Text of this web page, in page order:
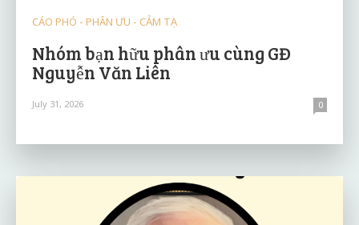
CÁO PHÓ - PHÂN ƯU - CẢM TẠ
Nhóm bạn hữu phân ưu cùng GĐ
Nguyễn Văn Liên
July 31, 2026 0